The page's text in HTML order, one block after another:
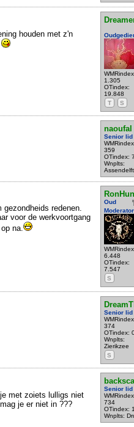
1.305
OTindex:
19.848
T
S
houden met z'n
naoufal
Senior lid
359
OTindex:
Wnplts:
Assendelft
Oud
Moderator
6.448
OTindex:
7.547
S
gezondheids redenen.
voor de werkvoortgang
na.
Senior lid
374
OTindex:
Wnplts:
Zierikzee
S
Senior lid
734
OTindex:
Wnplts:
met zoiets lulligs niet
je er niet in ???